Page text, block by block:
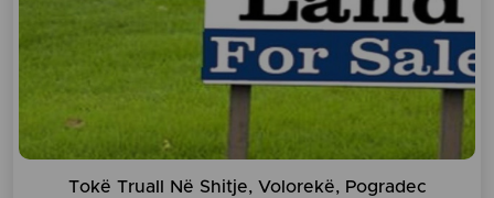
Tokë Truall Në Shitje, Volorekë, Pogradec